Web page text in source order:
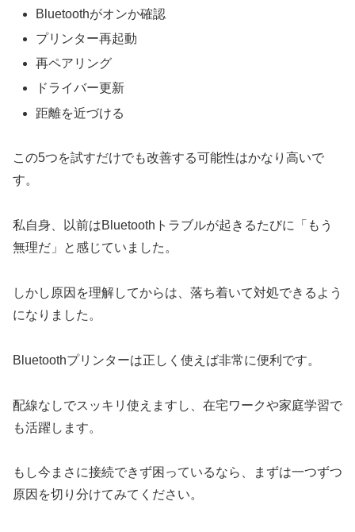
Bluetoothがオンか確認
プリンター再起動
再ペアリング
ドライバー更新
距離を近づける
この5つを試すだけでも改善する可能性はかなり高いで
す。
私自身、以前はBluetoothトラブルが起きるたびに「もう
無理だ」と感じていました。
しかし原因を理解してからは、落ち着いて対処できるよう
になりました。
Bluetoothプリンターは正しく使えば非常に便利です。
配線なしでスッキリ使えますし、在宅ワークや家庭学習で
も活躍します。
もし今まさに接続できず困っているなら、まずは一つずつ
原因を切り分けてみてください。